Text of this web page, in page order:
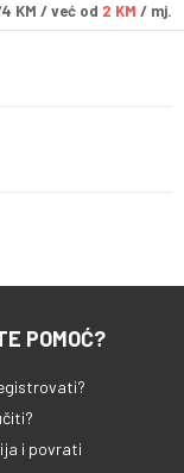
KM / već od 2 KM / mj.
POMOĆ?
i povrati